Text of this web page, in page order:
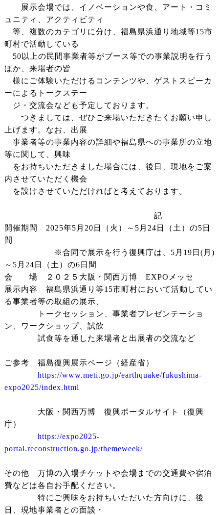
展示会場では、イノベーションや食、アート・コミ
ュニティ、アクティビティ
等、複数のカテゴリに分け、福島県浜通り地域等15市
町村で活動している
50以上の民間事業者等がブース等での事業説明を行う
ほか、来場者の皆
様にご体験いただけるコンテンツや、ゲストスピーカ
ーによるトークステー
ジ・交流会なども予定しております。
つきましては、ぜひご来場いただきたくお願い申し
上げます。なお、出展
事業者等の事業内容の詳細や福島県への事業所の立地
等に関して、興味
をお持ちいただきました場合には、後日、現地をご案
内させていただく機会
を設けさせていただければと考えております。
記
開催期間 2025年5月20日（火）～5月24日（土）の5日
間
※合同で展示を行う復興庁は、5月19日(月)
～5月24日（土）の6日間
会 場 ２０２５大阪・関西万博 EXPOメッセ
展示内容 福島県浜通り等15市町村において活動してい
る事業者等の取組の展示、
トークセッション、事業者プレゼンテーショ
ン、ワークショップ、試飲
試食等を通した来場者と出展者の交流など
ご参考 福島復興展示ページ（経産省）
https://www.meti.go.jp/earthquake/fukushima-
expo2025/index.html
大阪・関西万博 復興ポータルサイト（復興
庁）
https://expo2025-
portal.reconstruction.go.jp/themeweek/
その他 万博の入場チケットや会場までの交通費や宿泊
費などは各自お手配ください。
特にご興味をお持ちいただいた方向けに、後
日、現地事業者との面談・